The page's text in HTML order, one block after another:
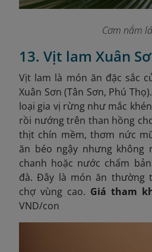
Cơm nắm
13. Vịt lam Xuân
Vịt lam là món ăn đặc sắc
Xuân Sơn (Tân Sơn, Phú
loại gia vị rừng như mắc
rồi nướng trên than hồng
thịt chín mềm, thơm nức
ăn béo ngậy nhưng không
chanh hoặc nước chấm
đà. Đây là món ăn thường
chợ vùng cao. Giá tham
VND/con